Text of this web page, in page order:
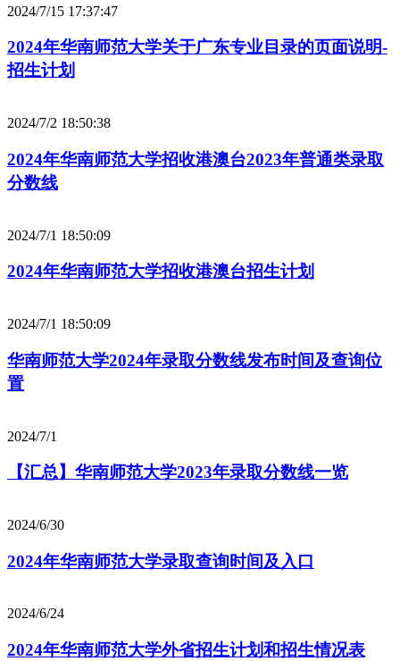
2024/7/15 17:37:47
2024年华南师范大学关于广东专业目录的页面说明-
招生计划
2024/7/2 18:50:38
2024年华南师范大学招收港澳台2023年普通类录取
分数线
2024/7/1 18:50:09
2024年华南师范大学招收港澳台招生计划
2024/7/1 18:50:09
华南师范大学2024年录取分数线发布时间及查询位
置
2024/7/1
【汇总】华南师范大学2023年录取分数线一览
2024/6/30
2024年华南师范大学录取查询时间及入口
2024/6/24
2024年华南师范大学外省招生计划和招生情况表